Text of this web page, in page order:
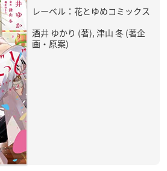
レーベル：花とゆめコミックス
酒井 ゆかり (著), 津山 冬 (著企
画・原案)